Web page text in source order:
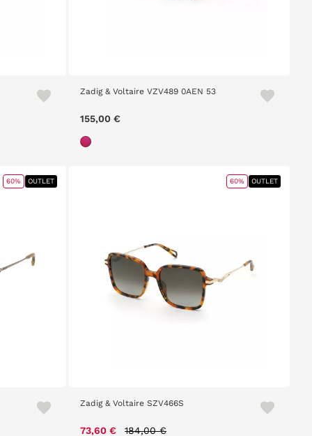
Zadig & Voltaire VZV489 0AEN 53
155,00 €
60% OUTLET
Zadig & Voltaire SZV466S
73,60 € Price reduced from
184,00 €
60% OUTLET